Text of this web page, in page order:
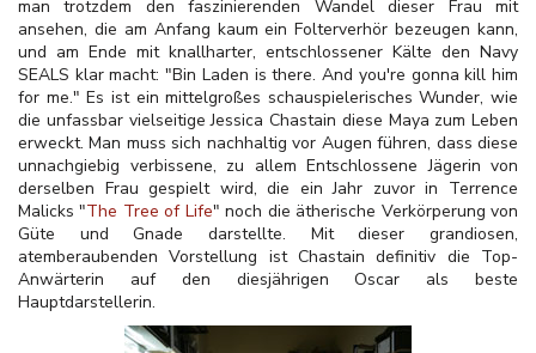
man trotzdem den faszinierenden Wandel dieser Frau mit
ansehen, die am Anfang kaum ein Folterverhör bezeugen kann,
und am Ende mit knallharter, entschlossener Kälte den Navy
SEALS klar macht: "Bin Laden is there. And you're gonna kill him
for me." Es ist ein mittelgroßes schauspielerisches Wunder, wie
die unfassbar vielseitige Jessica Chastain diese Maya zum Leben
erweckt. Man muss sich nachhaltig vor Augen führen, dass diese
unnachgiebig verbissene, zu allem Entschlossene Jägerin von
derselben Frau gespielt wird, die ein Jahr zuvor in Terrence
Malicks "The Tree of Life" noch die ätherische Verkörperung von
Güte und Gnade darstellte. Mit dieser grandiosen,
atemberaubenden Vorstellung ist Chastain definitiv die Top-
Anwärterin auf den diesjährigen Oscar als beste
Hauptdarstellerin.